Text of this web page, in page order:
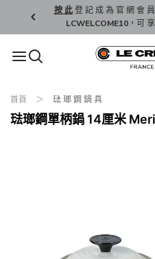
按 此登 記 成 為 官 網 會
LCWELCOME10，可
首頁 琺 瑯 鋼 鍋 具
琺瑯鋼單柄鍋 14厘米